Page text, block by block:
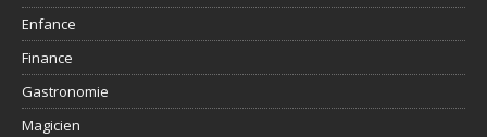
Enfance
Finance
Gastronomie
Magicien